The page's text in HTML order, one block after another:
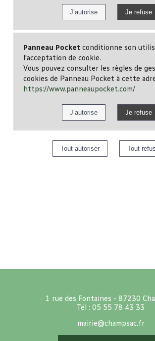
Panneau Pocket conditionne son
l'acceptation de cookie.
Vous pouvez consulter les règles de
cookies de Panneau Pocket à cette
https://www.panneaupocket.com/
1 rue des Fontaines - 87230
Tél : 05 55 78 43 33
mairie@champsac.fr